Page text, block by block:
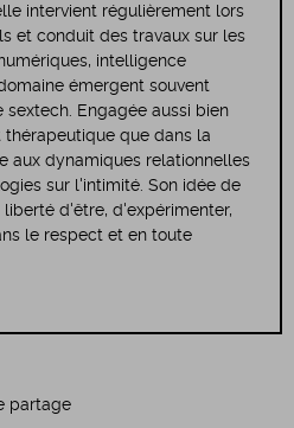
intervient régulièrement lors
et conduit des travaux sur les
intelligence
émergent souvent
Engagée aussi bien
que dans la
aux dynamiques relationnelles
sur l'intimité. Son idée de
liberté d'être, d'expérimenter,
le respect et en toute
partage